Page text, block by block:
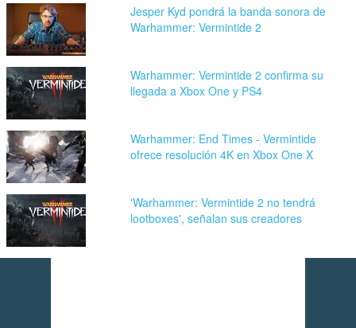
Jesper Kyd pondrá la banda sonora de
Warhammer: Vermintide 2
Warhammer: Vermintide 2 confirma su
llegada a Xbox One y PS4
Warhammer: End Times - Vermintide
ofrece resolución 4K en Xbox One X
'Warhammer: Vermintide 2 no tendrá
lootboxes', señalan sus creadores